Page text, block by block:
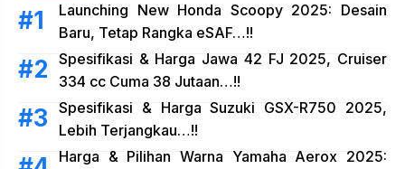
Launching New Honda Scoopy 2025: Desain
Baru, Tetap Rangka eSAF…!!
Spesifikasi & Harga Jawa 42 FJ 2025, Cruiser
334 cc Cuma 38 Jutaan…!!
Spesifikasi & Harga Suzuki GSX-R750 2025,
Lebih Terjangkau…!!
Harga & Pilihan Warna Yamaha Aerox 2025: